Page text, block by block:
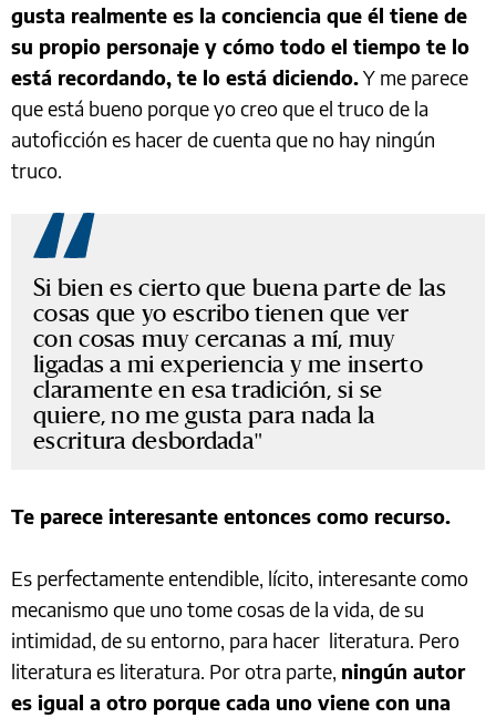
gusta realmente es la conciencia que él tiene de
su propio personaje y cómo todo el tiempo te lo
está recordando, te lo está diciendo. Y me parece
que está bueno porque yo creo que el truco de la
autoficción es hacer de cuenta que no hay ningún
truco.
Si bien es cierto que buena parte de las
cosas que yo escribo tienen que ver
con cosas muy cercanas a mí, muy
ligadas a mi experiencia y me inserto
claramente en esa tradición, si se
quiere, no me gusta para nada la
escritura desbordada
Te parece interesante entonces como recurso.
Es perfectamente entendible, lícito, interesante como
mecanismo que uno tome cosas de la vida, de su
intimidad, de su entorno, para hacer literatura. Pero
literatura es literatura. Por otra parte, ningún autor
es igual a otro porque cada uno viene con una